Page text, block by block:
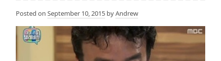
Posted on September 10, 2015 byAndrew